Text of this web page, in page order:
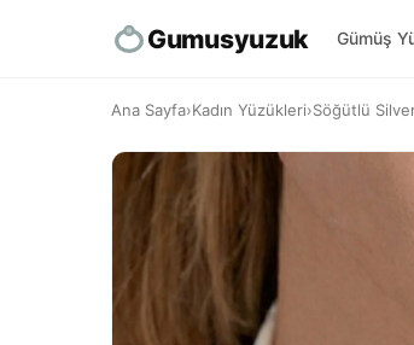
Gumusyuzuk Gümüş
Ana Sayfa›Kadın Yüzükleri›Söğütlü